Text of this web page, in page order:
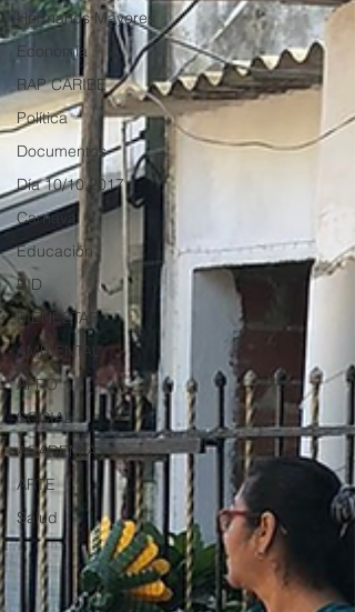
Hermanos Mayores
Economía
RAP CARIBE
Política
Documentos
Día 10/10 2017
Carnaval
Educación
BID
BIENESTAR
AMBIENTAL
AFRO
SOCIAL
ACADEMIA
ARTE
Salud